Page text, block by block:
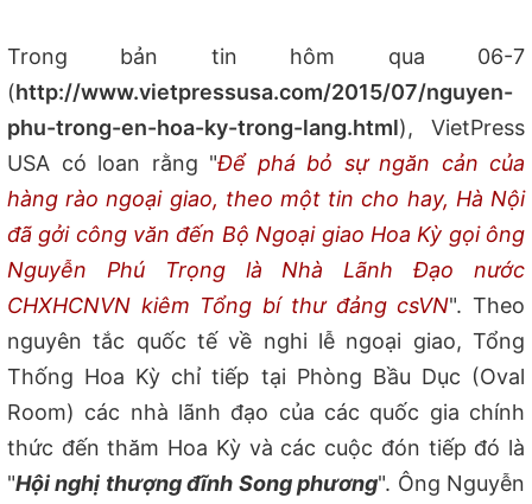
Trong bản tin hôm qua 06-7
(http://www.vietpressusa.com/2015/07/nguyen-
phu-trong-en-hoa-ky-trong-lang.html), VietPress
USA có loan rằng "Để phá bỏ sự ngăn cản của
hàng rào ngoại giao, theo một tin cho hay, Hà Nội
đã gởi công văn đến Bộ Ngoại giao Hoa Kỳ gọi ông
Nguyễn Phú Trọng là Nhà Lãnh Đạo nước
CHXHCNVN kiêm Tổng bí thư đảng csVN". Theo
nguyên tắc quốc tế về nghi lễ ngoại giao, Tổng
Thống Hoa Kỳ chỉ tiếp tại Phòng Bầu Dục (Oval
Room) các nhà lãnh đạo của các quốc gia chính
thức đến thăm Hoa Kỳ và các cuộc đón tiếp đó là
"Hội nghị thượng đĩnh Song phương". Ông Nguyễn